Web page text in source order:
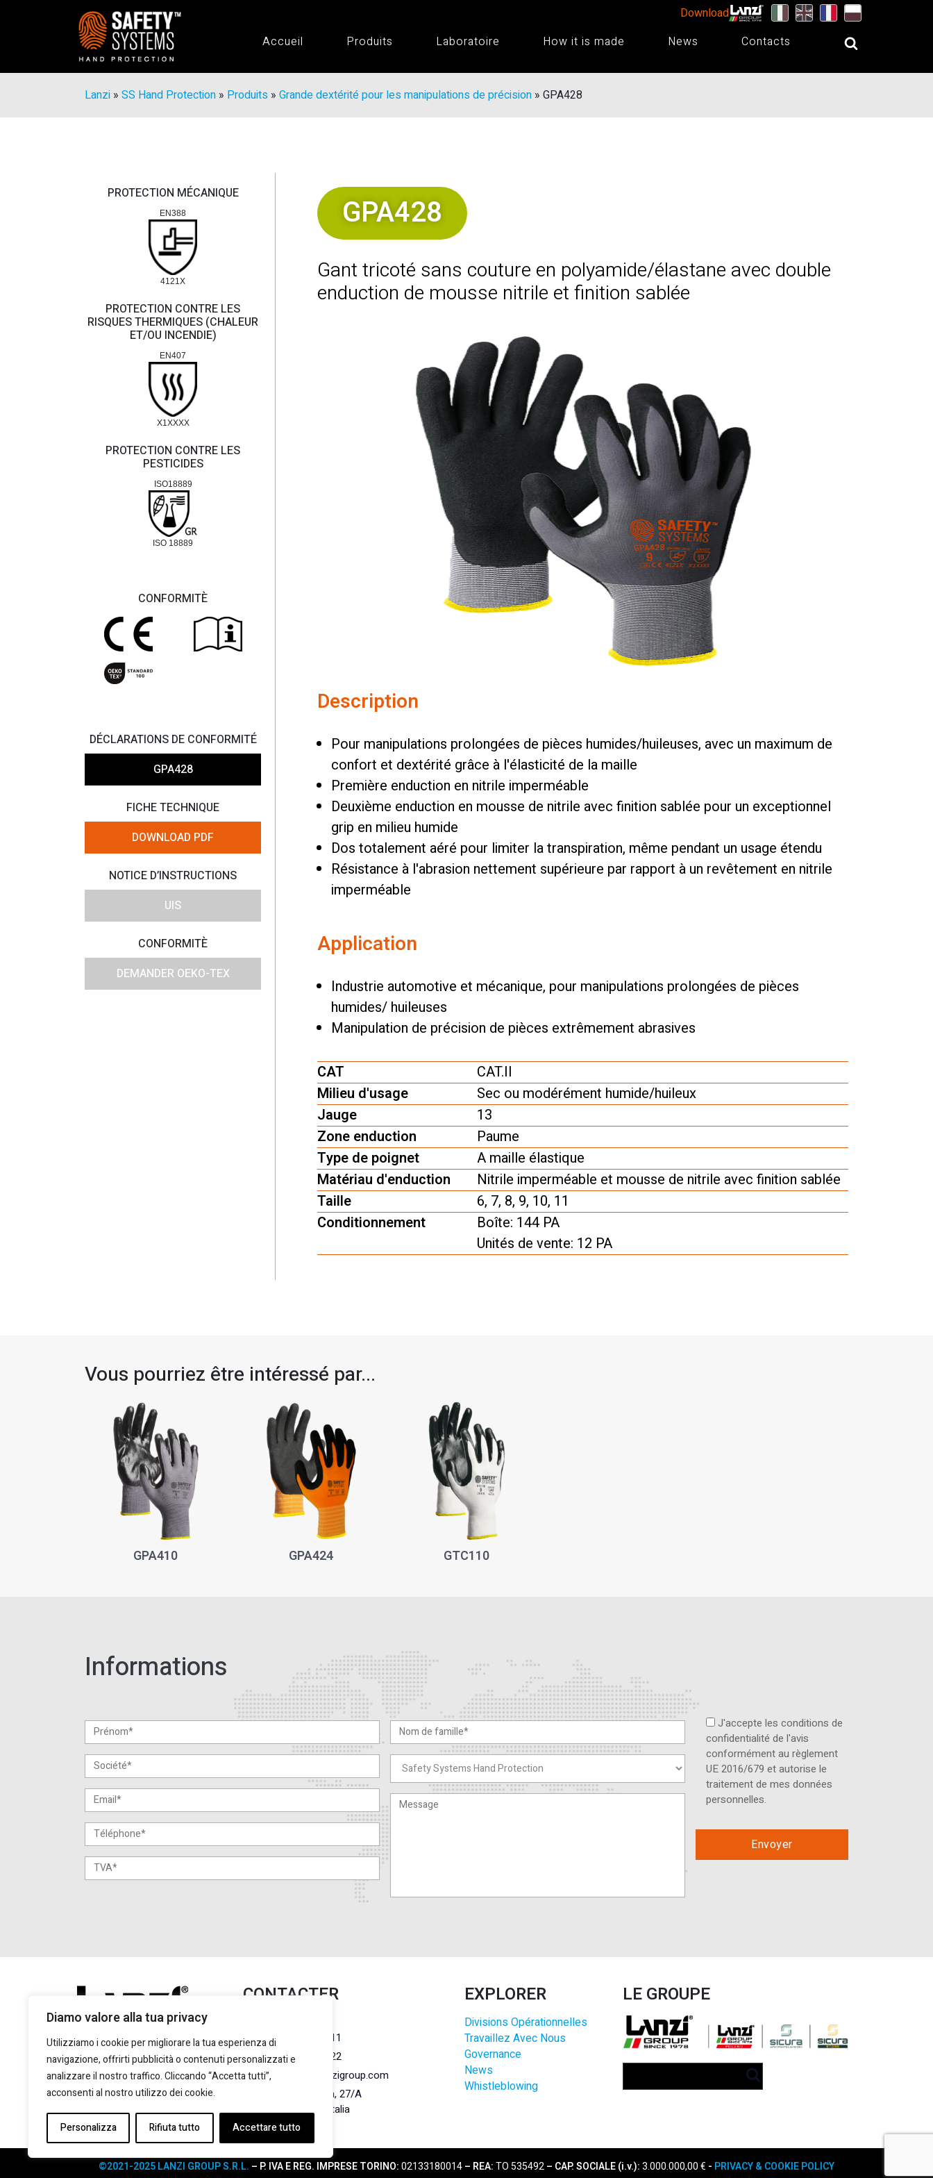
Diamo valore alla tua privacy
Utilizziamo i cookie per migliorare la tua esperienza di
navigazione, offrirti pubblicità o contenuti personalizzati e
analizzare il nostro traffico. Cliccando “Accetta tutti”,
acconsenti al nostro utilizzo dei cookie.
Personalizza Rifiuta tutto Accettare tutto
Download
Accueil
Produits Laboratoire How it is made News Contacts
Lanzi » SS Hand Protection » Produits » Grande dextérité pour les manipulations de précision » GPA428
PROTECTION MÉCANIQUE
EN388
4121X
PROTECTION CONTRE LES
RISQUES THERMIQUES (CHALEUR
ET/OU INCENDIE)
EN407
X1XXXX
PROTECTION CONTRE LES
PESTICIDES
ISO18889
ISO 18889
CONFORMITÈ
DÉCLARATIONS DE CONFORMITÉ
GPA428
FICHE TECHNIQUE
DOWNLOAD PDF
NOTICE D’INSTRUCTIONS
UIS
CONFORMITÈ
DEMANDER OEKO-TEX
GPA428
Gant tricoté sans couture en polyamide/élastane avec double
enduction de mousse nitrile et finition sablée
Description
Pour manipulations prolongées de pièces humides/huileuses, avec un maximum de
confort et dextérité grâce à l'élasticité de la maille
Première enduction en nitrile imperméable
Deuxième enduction en mousse de nitrile avec finition sablée pour un exceptionnel
grip en milieu humide
Dos totalement aéré pour limiter la transpiration, même pendant un usage étendu
Résistance à l'abrasion nettement supérieure par rapport à un revêtement en nitrile
imperméable
Application
Industrie automotive et mécanique, pour manipulations prolongées de pièces
humides/ huileuses
Manipulation de précision de pièces extrêmement abrasives
CAT
CAT.II
Milieu d'usage
Sec ou modérément humide/huileux
Jauge
13
Zone enduction
Paume
Type de poignet
A maille élastique
Matériau d'enduction
Nitrile imperméable et mousse de nitrile avec finition sablée
Taille
6, 7, 8, 9, 10, 11
Conditionnement
Boîte: 144 PA
Unités de vente: 12 PA
Vous pourriez être intéressé par...
GPA410 GPA424 GTC110
Informations
J'accepte les conditions de
confidentialité de l'avis
conformément au règlement
UE 2016/679 et autorise le
traitement de mes données
personnelles.
CONTACTER
+39 011 2284011
+39 011 2284022
marketing@lanzigroup.com
Via Giulio Natta, 27/A
Torino, 10148 Italia
EXPLORER
Divisions Opérationnelles
Travaillez Avec Nous
Governance
News
Whistleblowing
LE GROUPE
©2021-2025 LANZI GROUP S.R.L. – P. IVA E REG. IMPRESE TORINO:02133180014– REA:TO 535492– CAP. SOCIALE (i.v.):3.000.000,00 € - PRIVACY & COOKIE POLICY